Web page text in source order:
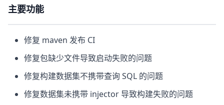
主要功能
修复 maven 发布 CI
修复包缺少文件导致启动失败的问题
修复构建数据集不携带查询 SQL 的问题
修复数据集未携带 injector 导致构建失败的问题